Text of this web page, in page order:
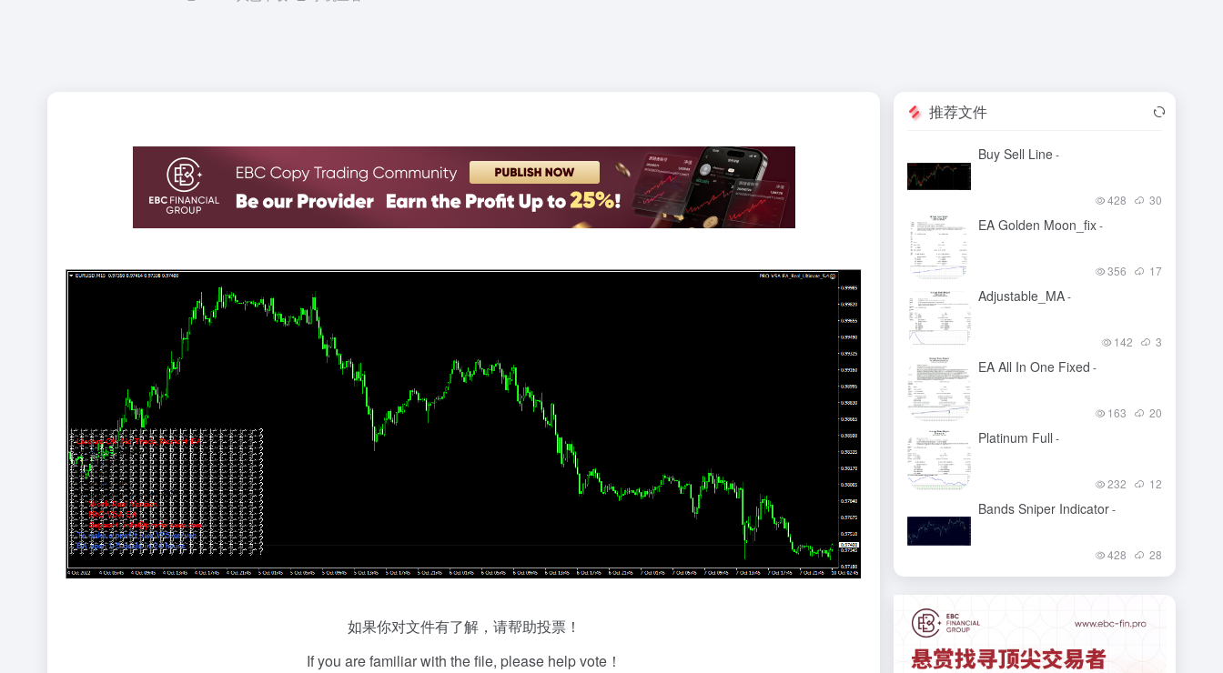
如果你对文件有了解，请帮助投票！
If you are familiar with the file, please help vote！
推荐文件
Buy Sell Line-
428 30
EA Golden Moon_fix-
356 17
Adjustable_MA-
142 3
EA All In One Fixed -
163 20
Platinum Full -
232 12
Bands Sniper Indicator-
428 28